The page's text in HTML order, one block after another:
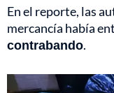
En el reporte, las
mercancía había
contrabando.